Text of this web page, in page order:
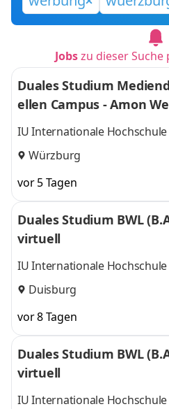
Jobszu dieser
Duales Studium
ellen Campus - Amon
bH & Co. KG
IU Internationale Hochschule
Würzburg
vor 5 Tagen
Duales Studium BWL
virtuell
IU Internationale Hochschule
Duisburg
vor 8 Tagen
Duales Studium BWL
virtuell
IU Internationale Hochschule